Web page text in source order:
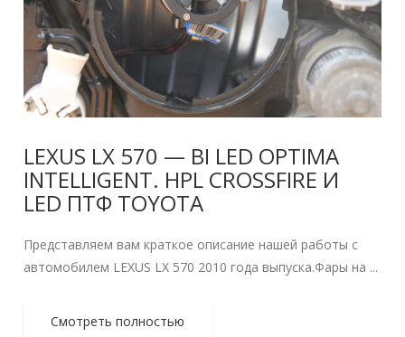
LEXUS LX 570 — BI LED OPTIMA
INTELLIGENT. HPL CROSSFIRE И
LED ПТФ TOYOTA
Представляем вам краткое описание нашей работы с
автомобилем LEXUS LX 570 2010 года выпуска.Фары на ...
Смотреть полностью